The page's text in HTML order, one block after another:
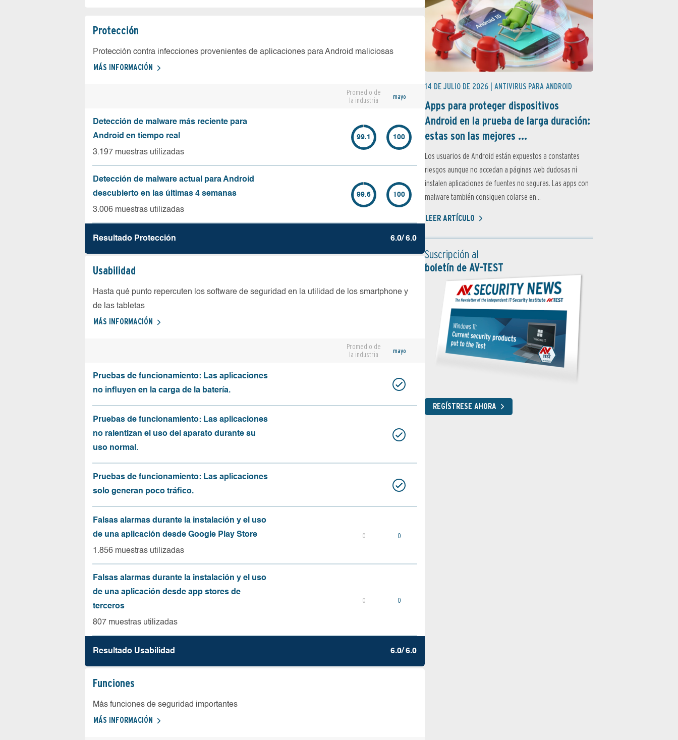
Protección
Protección contra infecciones provenientes de aplicaciones para Android maliciosas
MÁS INFORMACIÓN
Promedio de
la industria
mayo
Detección de malware más reciente para
Android en tiempo real
3.197 muestras utilizadas
99.1 100
Detección de malware actual para Android
descubierto en las últimas 4 semanas
3.006 muestras utilizadas
99.6 100
Resultado Protección 6.0/ 6.0
Usabilidad
Hasta qué punto repercuten los software de seguridad en la utilidad de los smartphone y
de las tabletas
MÁS INFORMACIÓN
Promedio de
la industria
mayo
Pruebas de funcionamiento: Las aplicaciones
no influyen en la carga de la batería.
Pruebas de funcionamiento: Las aplicaciones
no ralentizan el uso del aparato durante su
uso normal.
Pruebas de funcionamiento: Las aplicaciones
solo generan poco tráfico.
Falsas alarmas durante la instalación y el uso
de una aplicación desde Google Play Store
1.856 muestras utilizadas
0 0
Falsas alarmas durante la instalación y el uso
de una aplicación desde app stores de
terceros
807 muestras utilizadas
0 0
Resultado Usabilidad 6.0/ 6.0
Funciones
Más funciones de seguridad importantes
MÁS INFORMACIÓN
14 DE JULIO DE 2026 | ANTIVIRUS PARA ANDROID
Apps para proteger dispositivos
Android en la prueba de larga duración:
estas son las mejores ...
Los usuarios de Android están expuestos a constantes
riesgos aunque no accedan a páginas web dudosas ni
instalen aplicaciones de fuentes no seguras. Las apps con
malware también consiguen colarse en...
LEER ARTÍCULO
Suscripción al
boletín de AV-TEST
REGÍSTRESE AHORA